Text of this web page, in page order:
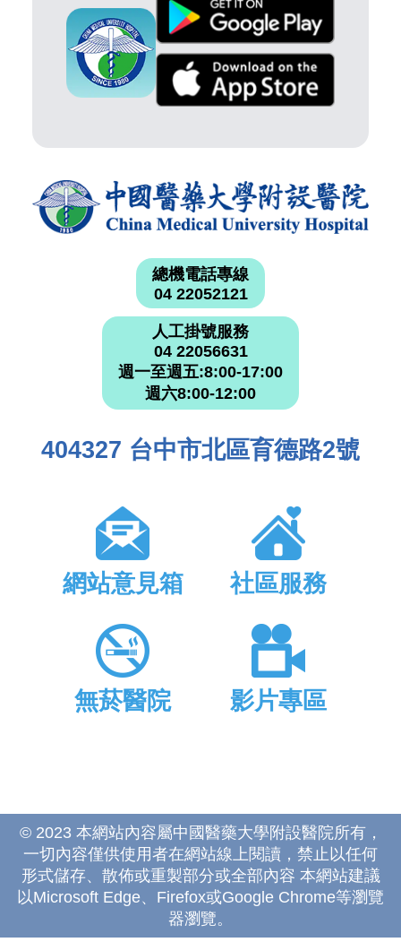
總機電話專線
04 22052121
人工掛號服務
04 22056631
週一至週五:8:00-17:00
週六8:00-12:00
404327 台中市北區育德路2號
網站意見箱 社區服務
無菸醫院 影片專區
© 2023 本網站內容屬中國醫藥大學附設醫院所有，
一切內容僅供使用者在網站線上閱讀，禁止以任何
形式儲存、散佈或重製部分或全部內容 本網站建議
以Microsoft Edge、Firefox或Google Chrome等瀏覽
器瀏覽。